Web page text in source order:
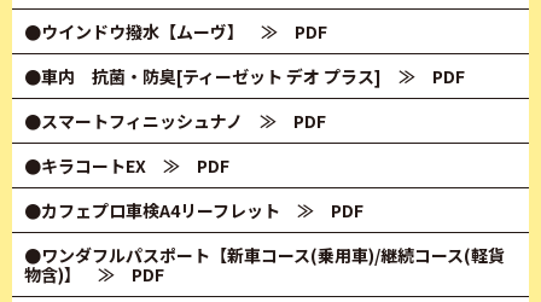
●ウインドウ撥水【ムーヴ】
≫ PDF
●車内 抗菌・防臭[ティーゼット デオ プラス] ≫ PDF
●スマートフィニッシュナノ ≫ PDF
●キラコートEX ≫ PDF
●カフェプロ車検A4リーフレット ≫ PDF
●ワンダフルパスポート【新車コース(乗用車)/継続コース(軽貨
物含)】
≫ PDF